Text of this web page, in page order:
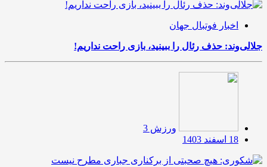
اخبار فوتبال جهان
جلالی‌وند: حذف رئال را ببینید، بازی راحت نداریم!
ورزش 3
18 اسفند 1403